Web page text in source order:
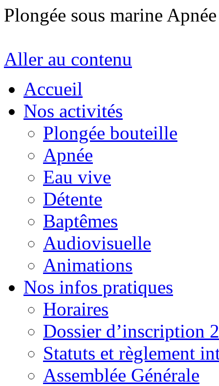
Plongée sous marine
Aller au contenu
Accueil
Nos activités
Plongée bouteille
Apnée
Eau vive
Détente
Baptêmes
Audiovisuelle
Animations
Nos infos pratiques
Horaires
Dossier d’inscription
Statuts et règlement
Assemblée Générale